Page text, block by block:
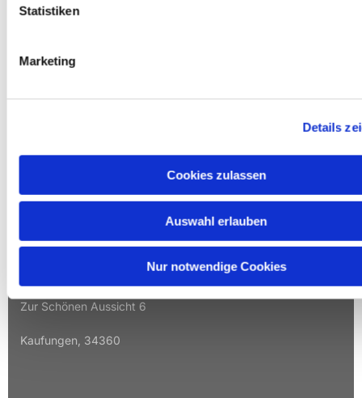
Statistiken
Marketing
Details
Cookies zulassen
Auswahl erlauben
Nur notwendige Cookies
EVANGELISCHER KIRCHENKREIS
Zur Schönen Aussicht 6
Kaufungen, 34360